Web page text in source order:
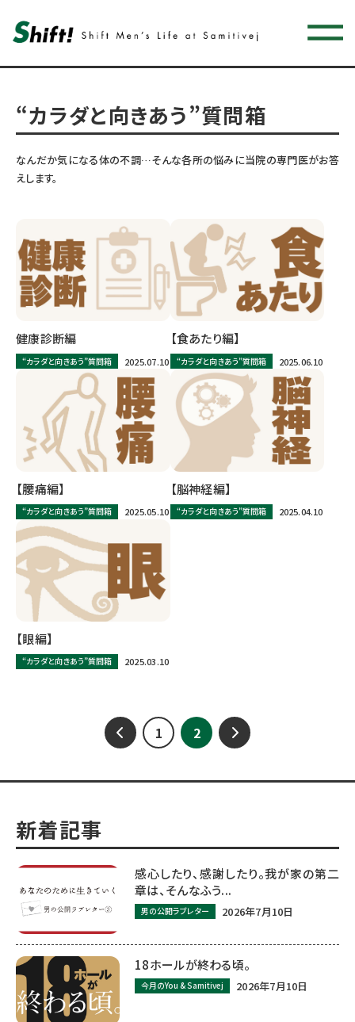
“カラダと向きあう”質問箱
なんだか気になる体の不調…そんな各所の悩みに当院の専門医がお答
えします。
健康診断編
“カラダと向きあう”質問箱 2025.07.10
【食あたり編】
“カラダと向きあう”質問箱 2025.06.10
【腰痛編】
“カラダと向きあう”質問箱 2025.05.10
【脳神経編】
“カラダと向きあう”質問箱 2025.04.10
【眼編】
“カラダと向きあう”質問箱 2025.03.10
1 2
新着記事
感心したり、感謝したり。我が家の第二
章は、そんなふう...
男の公開ラブレター 2026年7月10日
18ホールが終わる頃。
今月のYou & Samitivej 2026年7月10日